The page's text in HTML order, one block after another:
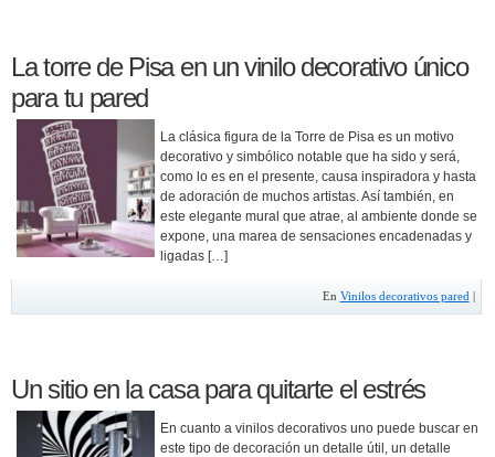
La torre de Pisa en un vinilo decorativo único
para tu pared
La clásica figura de la Torre de Pisa es un motivo
decorativo y simbólico notable que ha sido y será,
como lo es en el presente, causa inspiradora y hasta
de adoración de muchos artistas. Así también, en
este elegante mural que atrae, al ambiente donde se
expone, una marea de sensaciones encadenadas y
ligadas […]
En Vinilos decorativos pared
Un sitio en la casa para quitarte el estrés
En cuanto a vinilos decorativos uno puede buscar en
este tipo de decoración un detalle útil, un detalle